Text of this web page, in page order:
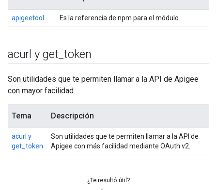
apigeetool Es la referencia de npm para el módulo.
acurl y get _token
Son utilidades que te permiten llamar a la API de Apigee
con mayor facilidad.
Tema Descripción
acurl y
get_token
Son utilidades que te permiten llamar a la API de
Apigee con más facilidad mediante OAuth v2.
¿Te resultó útil?